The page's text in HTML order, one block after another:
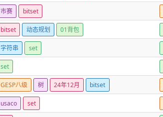
市赛 bitset
bitset 动态规划 01背包
字符串 set
set
GESP八级 树 24年12月 bitset
usaco set